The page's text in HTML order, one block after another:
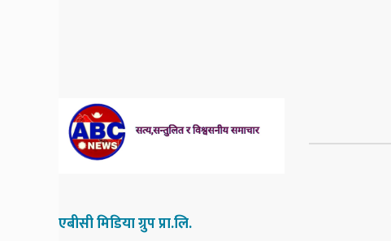
एबीसी मिडिया ग्रुप प्रा.लि.